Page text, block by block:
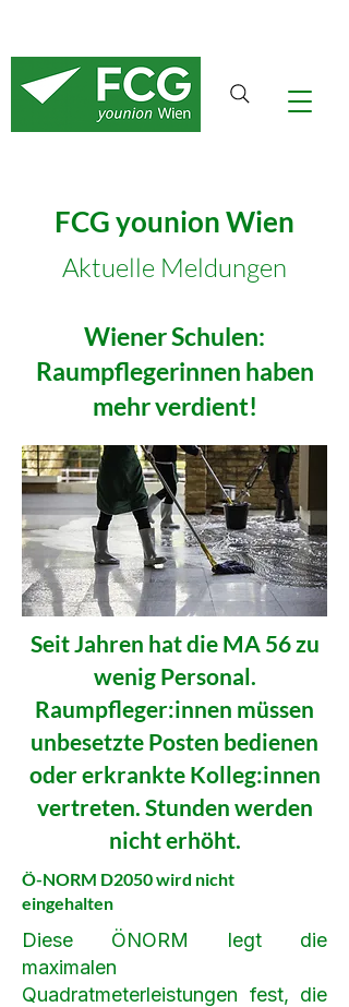
FCG younion Wien
Aktuelle Meldungen
Wiener Schulen:
Raumpflegerinnen haben
mehr verdient!
Seit Jahren hat die MA 56 zu
wenig Personal.
Raumpfleger:innen müssen
unbesetzte Posten bedienen
oder erkrankte Kolleg:innen
vertreten. Stunden werden
nicht erhöht.
Ö-NORM D2050 wird nicht
eingehalten
Diese ÖNORM legt die
maximalen
Quadratmeterleistungen fest, die